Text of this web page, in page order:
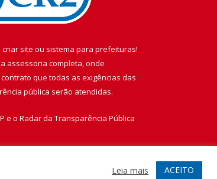
criar site ou sistema para prefeituras!
assessoria completa, onde
que todas as exigências das
pública serão atendidas.
e o Radar da Transparência Pública
Leia mais ACEITO